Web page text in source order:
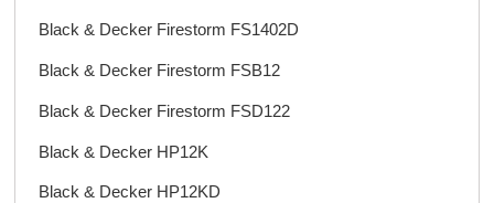
Black & Decker Firestorm FS1402D
Black & Decker Firestorm FSB12
Black & Decker Firestorm FSD122
Black & Decker HP12K
Black & Decker HP12KD